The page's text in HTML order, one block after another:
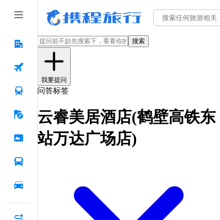
搜索
我要提问
问答标签
云睿美居酒店(鹤壁高铁东
站万达广场店)